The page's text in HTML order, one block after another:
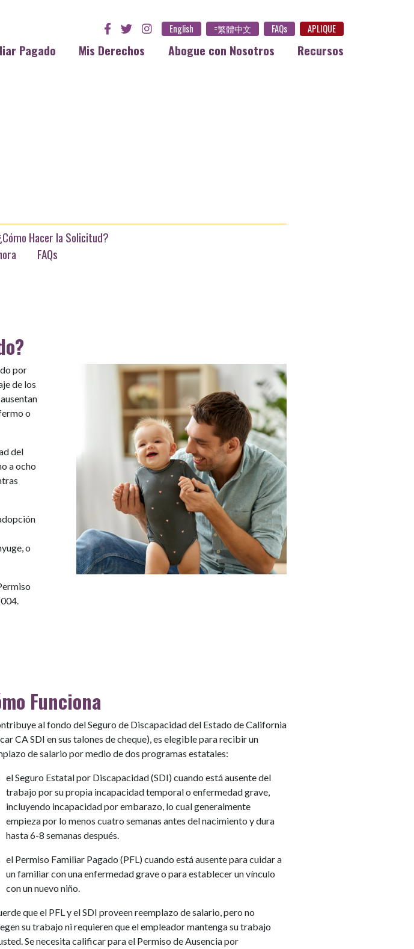
English =繁體中文 FAQs APLIQUE
Pagado Mis Derechos Abogue con Nosotros Recursos
Hacer la Solicitud?
FAQs
por
de los
o
del
a ocho
o
Funciona
al fondo del Seguro de Discapacidad del Estado de California
CA SDI en sus talones de cheque), es elegible para recibir un
de salario por medio de dos programas estatales:
el Seguro Estatal por Discapacidad (SDI) cuando está ausente del
trabajo por su propia incapacidad temporal o enfermedad grave,
incluyendo incapacidad por embarazo, lo cual generalmente
empieza por lo menos cuatro semanas antes del nacimiento y dura
hasta 6-8 semanas después.
el Permiso Familiar Pagado (PFL) cuando está ausente para cuidar a
un familiar con una enfermedad grave o para establecer un vínculo
con un nuevo niño.
que el PFL y el SDI proveen reemplazo de salario, pero no
su trabajo ni requieren que el empleador mantenga su trabajo
Se necesita calificar para el Permiso de Ausencia por